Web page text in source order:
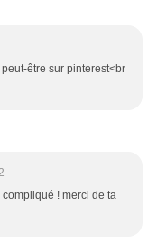
être sur pinterest<br
! merci de ta